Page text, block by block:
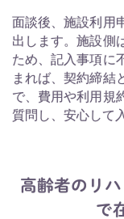
面談後、施設利用
出します。施設側
ため、記入事項に
まれば、契約締結
で、費用や利用規
質問し、安心して
高齢者のリ
で